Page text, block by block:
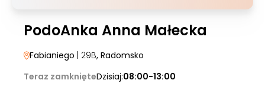
PodoAnka Anna Małecka
Fabianiego | 29B, Radomsko
Teraz zamknięteDzisiaj:08:00-13:00